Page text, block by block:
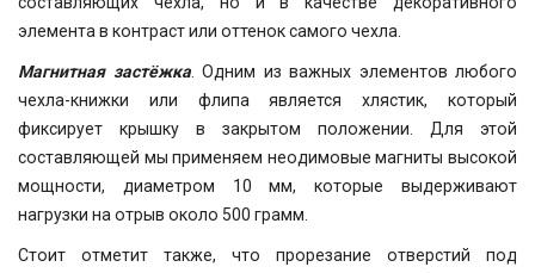
элемента в контраст или оттенок самого чехла.
Магнитная застёжка. Одним из важных элементов любого
чехла-книжки или флипа является хлястик, который
фиксирует крышку в закрытом положении. Для этой
составляющей мы применяем неодимовые магниты высокой
мощности, диаметром 10 мм, которые выдерживают
нагрузки на отрыв около 500 грамм.
Стоит отметит также, что прорезание отверстий под